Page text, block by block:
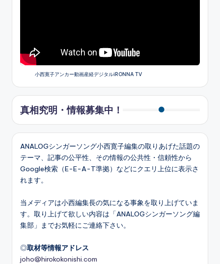
小西寛子アンカー動画産経デジタルiRONNA TV
真相究明・情報募集中！
ANALOGシンガーソング小西寛子編集の取りあげた話題の
テーマ、記事の公平性、その情報の公共性・信頼性から
Google検索（E-E-A-T準拠）などにクエリ上位に表示さ
れます。
当メディアは小西編集長の気になる事象を取り上げていま
す。取り上げて欲しい内容は「ANALOGシンガーソング編
集部」までお気軽にご連絡下さい。
◎取材等情報アドレス
joho@hirokokonishi.com